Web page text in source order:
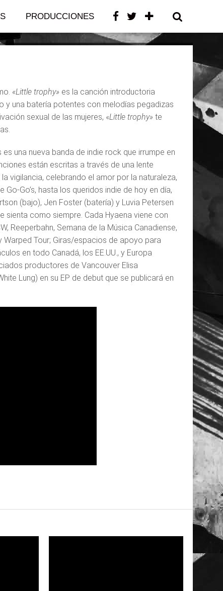
PRODUCCIONES CONTACTO
«Little trophy»es la canción introductoria
y una batería potentes con melodías pegadizas
sexual de las mujeres, «Little trophy»te
una nueva banda de indie rock que irrumpe en
están escritas a través de una lente
vigilancia, celebrando el amor por la naturaleza,
Go’s, hasta los queridos indie de hoy en día,
(bajo), Jen Foster (batería) y Luvia Petersen
sienta como siempre. Cada Hyaena viene con
Reeperbahn, Semana de la Música Canadiense,
Warped Tour; Giras/espacios de apoyo para
en todo Canadá, los EE.UU., y Europa
productores de Vancouver Elisa
Lung) en su EP de debut que se publicará en